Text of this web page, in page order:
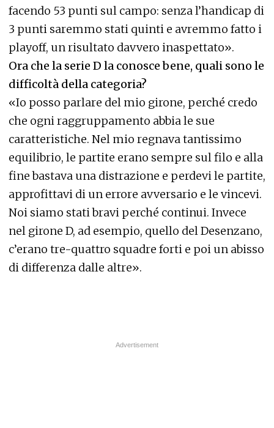
facendo 53 punti sul campo: senza l’handicap di
3 punti saremmo stati quinti e avremmo fatto i
playoff, un risultato davvero inaspettato».
Ora che la serie D la conosce bene, quali sono le
difficoltà della categoria?
«Io posso parlare del mio girone, perché credo
che ogni raggruppamento abbia le sue
caratteristiche. Nel mio regnava tantissimo
equilibrio, le partite erano sempre sul filo e alla
fine bastava una distrazione e perdevi le partite,
approfittavi di un errore avversario e le vincevi.
Noi siamo stati bravi perché continui. Invece
nel girone D, ad esempio, quello del Desenzano,
c’erano tre-quattro squadre forti e poi un abisso
di differenza dalle altre».